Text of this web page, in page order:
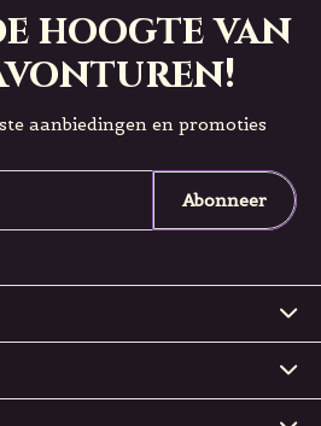
hoogte van
aanbiedingen en promoties
Abonneer